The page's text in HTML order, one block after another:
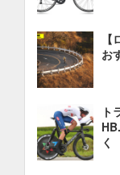
お
ト
く